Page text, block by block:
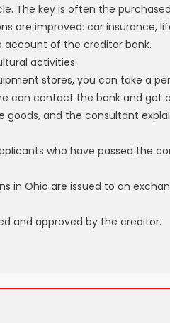
The key is often the
are improved: car insurance,
account of the creditor bank.
activities.
stores, you can take a
can contact the bank and get
and the consultant
who have passed the
in Ohio are issued to an
and approved by the creditor.